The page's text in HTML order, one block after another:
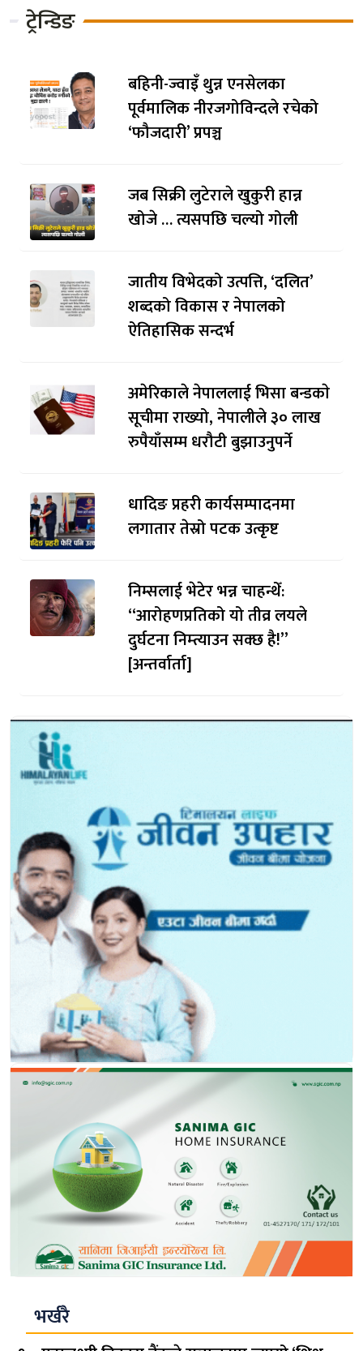
ट्रेन्डिङ
बहिनी-ज्वाइँ थुन्न एनसेलका
पूर्वमालिक नीरजगोविन्दले रचेको
‘फौजदारी’ प्रपञ्च
जब सिक्री लुटेराले खुकुरी हान्न
खोजे … त्यसपछि चल्यो गोली
जातीय विभेदको उत्पत्ति, ‘दलित’
शब्दको विकास र नेपालको
ऐतिहासिक सन्दर्भ
अमेरिकाले नेपाललाई भिसा बन्डकाे
सूचीमा राख्यो, नेपालीले ३० लाख
रुपैयाँसम्म धरौटी बुझाउनुपर्ने
धादिङ प्रहरी कार्यसम्पादनमा
लगातार तेस्रो पटक उत्कृष्ट
निम्सलाई भेटेर भन्न चाहन्थेँ:
“आरोहणप्रतिको यो तीव्र लयले
दुर्घटना निम्त्याउन सक्छ है!”
[अन्तर्वार्ता]
भर्खरै